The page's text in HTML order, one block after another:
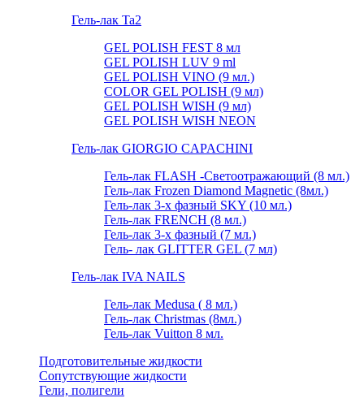
Гель-лак Ta2
GEL POLISH FEST 8 мл
GEL POLISH LUV 9 ml
GEL POLISH VINO (9 мл.)
COLOR GEL POLISH (9 мл)
GEL POLISH WISH (9 мл)
GEL POLISH WISH NEON
Гель-лак GIORGIO CAPACHINI
Гель-лак FLASH -Cветоотражающий (8 мл.)
Гель-лак Frozen Diamond Magnetic (8мл.)
Гель-лак 3-х фазный SKY (10 мл.)
Гель-лак FRENCH (8 мл.)
Гель-лак 3-х фазный (7 мл.)
Гель- лак GLITTER GEL (7 мл)
Гель-лак IVA NAILS
Гель-лак Medusa ( 8 мл.)
Гель-лак Christmas (8мл.)
Гель-лак Vuitton 8 мл.
Подготовительные жидкости
Сопутствующие жидкости
Гели, полигели